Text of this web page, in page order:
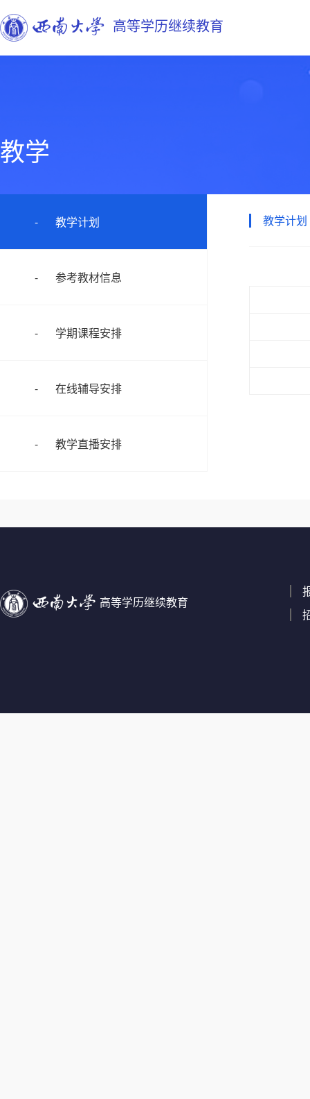
高等学历继续教育
教学
教学计划
参考教材信息
学期课程安排
在线辅导安排
教学直播安排
教学计划
高等学历继续教育